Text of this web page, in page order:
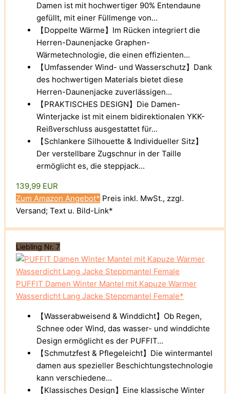
Damen ist mit hochwertiger 90% Entendaune
gefüllt, mit einer Füllmenge von...
【Doppelte Wärme】Im Rücken integriert die
Herren-Daunenjacke Graphen-
Wärmetechnologie, die einen effizienten...
【Umfassender Wind- und Wasserschutz】Dank
des hochwertigen Materials bietet diese
Herren-Daunenjacke zuverlässigen...
【PRAKTISCHES DESIGN】Die Damen-
Winterjacke ist mit einem bidirektionalen YKK-
Reißverschluss ausgestattet für...
【Schlankere Silhouette & Individueller Sitz】
Der verstellbare Zugschnur in der Taille
ermöglicht es, die steppjack...
139,99 EUR
Zum Amazon Angebot* Preis inkl. MwSt., zzgl.
Versand; Text u. Bild-Link*
Liebling Nr. 7
PUFFIT Damen Winter Mantel mit Kapuze Warmer
Wasserdicht Lang Jacke Steppmantel Female*
【Wasserabweisend & Winddicht】Ob Regen,
Schnee oder Wind, das wasser- und winddichte
Design ermöglicht es der PUFFIT...
【Schmutzfest & Pflegeleicht】Die wintermantel
damen aus spezieller Beschichtungstechnologie
kann verschiedene...
【Klassisches Design】Eine klassische Winter